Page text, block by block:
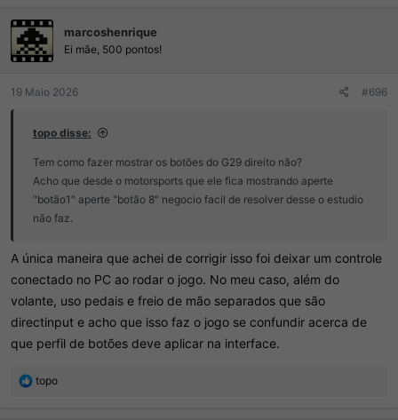
marcoshenrique
Ei mãe, 500 pontos!
19 Maio 2026 #696
topo disse:
Tem como fazer mostrar os botões do G29 direito não?
Acho que desde o motorsports que ele fica mostrando aperte
"botão1" aperte "botão 8" negocio facil de resolver desse o estudio
não faz.
A única maneira que achei de corrigir isso foi deixar um controle
conectado no PC ao rodar o jogo. No meu caso, além do
volante, uso pedais e freio de mão separados que são
directinput e acho que isso faz o jogo se confundir acerca de
que perfil de botões deve aplicar na interface.
R
topo